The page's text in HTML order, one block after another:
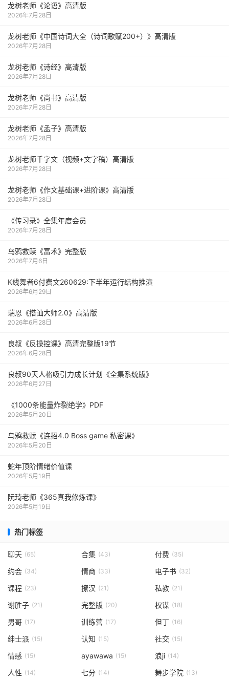
龙树老师《论语》高清版
2026年7月28日
龙树老师《中国诗词大全（诗词歌赋200+）》高清版
2026年7月28日
龙树老师《诗经》高清版
2026年7月28日
龙树老师《尚书》高清版
2026年7月28日
龙树老师《孟子》高清版
2026年7月28日
龙树老师千字文（视频+文字稿）高清版
2026年7月28日
龙树老师《作文基础课+进阶课》高清版
2026年7月28日
《传习录》全集年度会员
2026年7月28日
乌鸦救赎《富术》完整版
2026年7月6日
K线舞者6付费文260629:下半年运行结构推演
2026年6月29日
瑞恩《搭讪大师2.0》高清版
2026年6月28日
良叔《反操控课》高清完整版19节
2026年6月28日
良叔90天人格吸引力成长计划《全集系统版》
2026年6月27日
《1000‮能条‬‎量‮裂炸‬‎绝学》PDF
2026年5月20日
乌鸦救赎《连招4.0 Boss game 私密课》
2026年5月20日
蛇年顶阶情绪价值课
2026年5月19日
阮琦老师《365真我修炼课》
2026年5月19日
热门标签
聊天 (65) 合集 (43) 付费 (35)
约会 (34) 情商 (33) 电子书 (32)
课程 (23) 撩汉 (21) 私教 (21)
谢胜子 (21) 完整版 (20) 权谋 (18)
男哥 (17) 训练营 (17) 但丁 (16)
绅士派 (15) 认知 (15) 社交 (15)
情感 (15) ayawawa (15) 浪ji (14)
人性 (14) 七分 (14) 舞步学院 (13)